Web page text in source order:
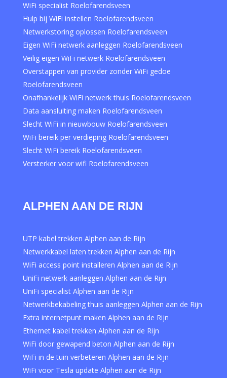
WiFi specialist Roelofarendsveen
Hulp bij WiFi instellen Roelofarendsveen
Netwerkstoring oplossen Roelofarendsveen
Eigen WiFi netwerk aanleggen Roelofarendsveen
Veilig eigen WiFi netwerk Roelofarendsveen
Overstappen van provider zonder WiFi gedoe
Roelofarendsveen
Onafhankelijk WiFi netwerk thuis Roelofarendsveen
Data aansluiting maken Roelofarendsveen
Slecht WiFi in nieuwbouw Roelofarendsveen
WiFi bereik per verdieping Roelofarendsveen
Slecht WiFi bereik Roelofarendsveen
Versterker voor wifi Roelofarendsveen
ALPHEN AAN DE RIJN
UTP kabel trekken Alphen aan de Rijn
Netwerkkabel laten trekken Alphen aan de Rijn
WiFi access point installeren Alphen aan de Rijn
UniFi netwerk aanleggen Alphen aan de Rijn
UniFi specialist Alphen aan de Rijn
Netwerkbekabeling thuis aanleggen Alphen aan de Rijn
Extra internetpunt maken Alphen aan de Rijn
Ethernet kabel trekken Alphen aan de Rijn
WiFi door gewapend beton Alphen aan de Rijn
WiFi in de tuin verbeteren Alphen aan de Rijn
WiFi voor Tesla update Alphen aan de Rijn